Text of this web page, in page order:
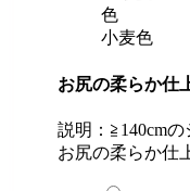
小麦色
お尻の柔らか仕
説明：≧140cm
お尻の柔らか仕